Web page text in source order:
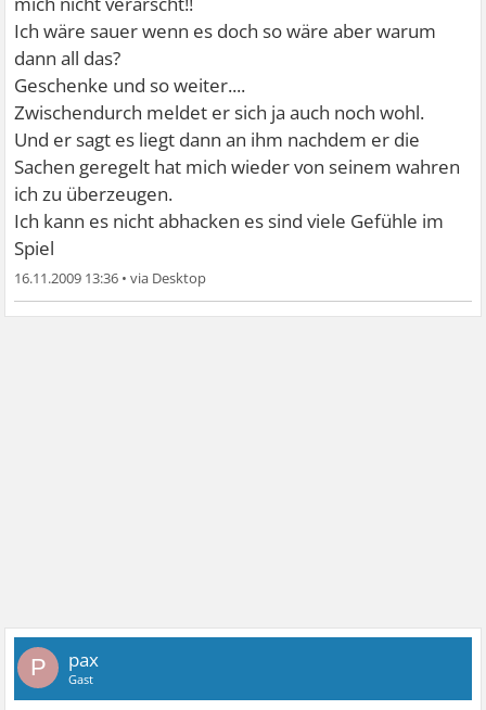
Ich wäre sauer wenn es doch so wäre aber warum
dann all das?
Geschenke und so weiter....
Zwischendurch meldet er sich ja auch noch wohl.
Und er sagt es liegt dann an ihm nachdem er die
Sachen geregelt hat mich wieder von seinem wahren
ich zu überzeugen.
Ich kann es nicht abhacken es sind viele Gefühle im
Spiel
16.11.2009 13:36 •
P pax
Gast